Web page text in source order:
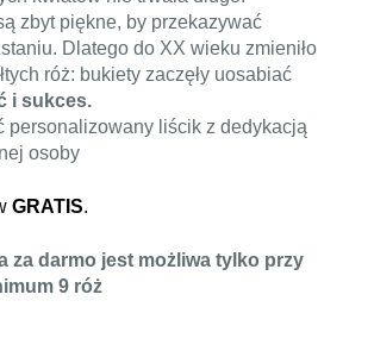
zbyt piękne, by przekazywać
Dlatego do XX wieku zmieniło
róż: bukiety zaczęły uosabiać
i sukces.
personalizowany liścik z dedykacją
osoby
GRATIS.
za darmo jest możliwa tylko przy
9 róż